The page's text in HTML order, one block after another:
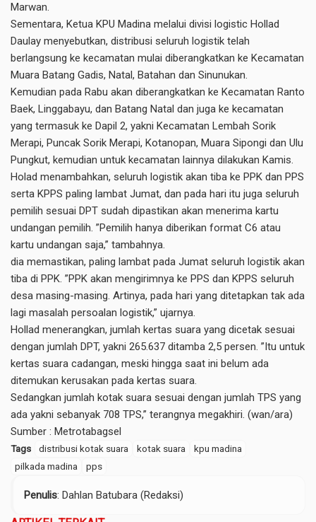
Marwan.
Sementara, Ketua KPU Madina melalui divisi logistic Hollad
Daulay menyebutkan, distribusi seluruh logistik telah
berlangsung ke kecamatan mulai diberangkatkan ke Kecamatan
Muara Batang Gadis, Natal, Batahan dan Sinunukan.
Kemudian pada Rabu akan diberangkatkan ke Kecamatan Ranto
Baek, Linggabayu, dan Batang Natal dan juga ke kecamatan
yang termasuk ke Dapil 2, yakni Kecamatan Lembah Sorik
Merapi, Puncak Sorik Merapi, Kotanopan, Muara Sipongi dan Ulu
Pungkut, kemudian untuk kecamatan lainnya dilakukan Kamis.
Holad menambahkan, seluruh logistik akan tiba ke PPK dan PPS
serta KPPS paling lambat Jumat, dan pada hari itu juga seluruh
pemilih sesuai DPT sudah dipastikan akan menerima kartu
undangan pemilih. ”Pemilih hanya diberikan format C6 atau
kartu undangan saja,” tambahnya.
dia memastikan, paling lambat pada Jumat seluruh logistik akan
tiba di PPK. ”PPK akan mengirimnya ke PPS dan KPPS seluruh
desa masing-masing. Artinya, pada hari yang ditetapkan tak ada
lagi masalah persoalan logistik,” ujarnya.
Hollad menerangkan, jumlah kertas suara yang dicetak sesuai
dengan jumlah DPT, yakni 265.637 ditamba 2,5 persen. ”Itu untuk
kertas suara cadangan, meski hingga saat ini belum ada
ditemukan kerusakan pada kertas suara.
Sedangkan jumlah kotak suara sesuai dengan jumlah TPS yang
ada yakni sebanyak 708 TPS,” terangnya megakhiri. (wan/ara)
Sumber : Metrotabagsel
Tags distribusi kotak suara kotak suara
kpu madina
pilkada madina
pps
Penulis: Dahlan Batubara (Redaksi)